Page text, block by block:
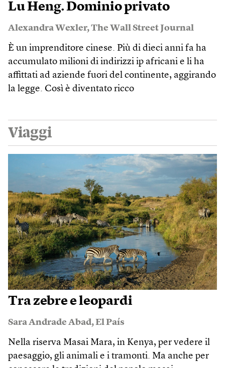
Lu Heng. Dominio privato
Alexandra Wexler,The Wall Street Journal
È un imprenditore cinese. Più di dieci anni fa ha
accumulato milioni di indirizzi ip africani e li ha
affittati ad aziende fuori del continente, aggirando
la legge. Così è diventato ricco
Viaggi
Tra zebre e leopardi
Sara Andrade Abad,El País
Nella riserva Masai Mara, in Kenya, per vedere il
paesaggio, gli animali e i tramonti. Ma anche per